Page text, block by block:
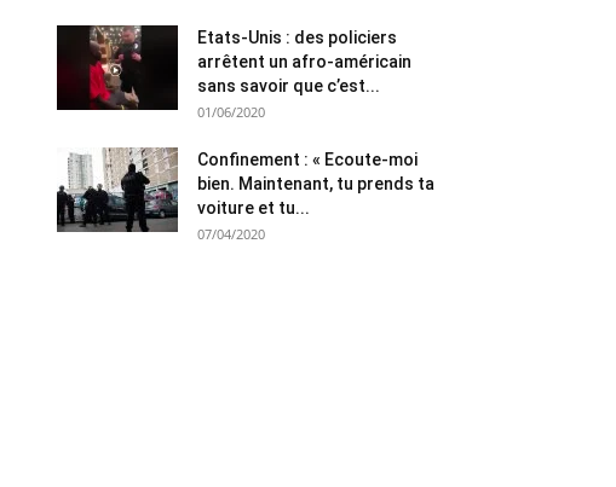
Etats-Unis : des policiers
arrêtent un afro-américain
sans savoir que c’est...
01/06/2020
Confinement : « Ecoute-moi
bien. Maintenant, tu prends ta
voiture et tu...
07/04/2020